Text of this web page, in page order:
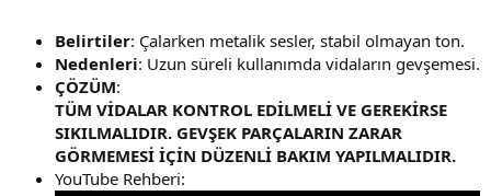
Belirtiler: Çalarken metalik sesler, stabil olmayan ton.
Nedenleri: Uzun süreli kullanımda vidaların gevşemesi.
ÇÖZÜM:
TÜM VİDALAR KONTROL EDİLMELİ VE GEREKİRSE
SIKILMALIDIR. GEVŞEK PARÇALARIN ZARAR
GÖRMEMESİ İÇİN DÜZENLİ BAKIM YAPILMALIDIR.
YouTube Rehberi: